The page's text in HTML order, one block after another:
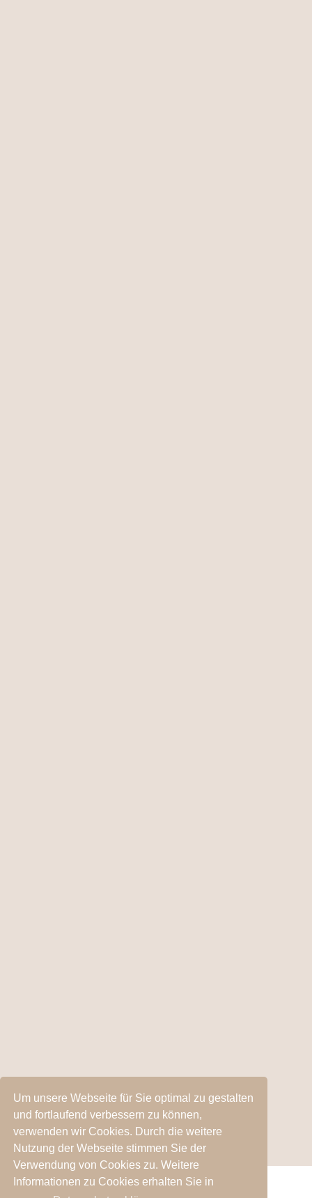
Um unsere Webseite für Sie optimal zu gestalten
und fortlaufend verbessern zu können,
verwenden wir Cookies. Durch die weitere
Nutzung der Webseite stimmen Sie der
Verwendung von Cookies zu. Weitere
Informationen zu Cookies erhalten Sie in